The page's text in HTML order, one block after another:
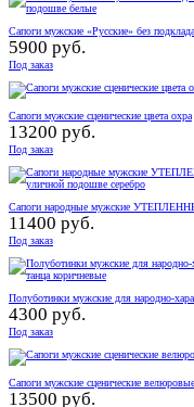
Сапоги мужские «Русские» без
5900 руб.
Под заказ
Сапоги мужские сценические цвета охра
13200 руб.
Под заказ
Сапоги народные мужские
11400 руб.
Под заказ
Полуботинки мужские для народно-
4300 руб.
Под заказ
Сапоги мужские сценические велюровые
13500 руб.